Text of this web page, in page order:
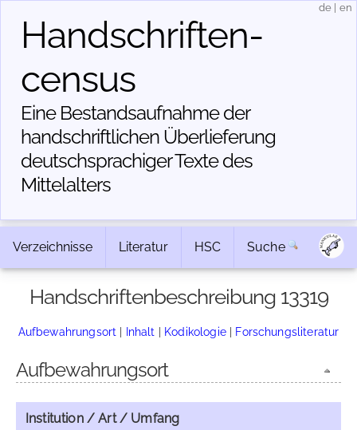
Handschriften­
census
Eine Bestandsaufnahme der
handschriftlichen Über­lieferung
deutschsprachiger Texte des
Mittelalters
de en
Verzeichnisse Literatur HSC Suche
Handschriftenbeschreibung 13319
Aufbewahrungsort | Inhalt | Kodikologie| Forschungsliteratur
Aufbewahrungsort
Institution / Art / Umfang